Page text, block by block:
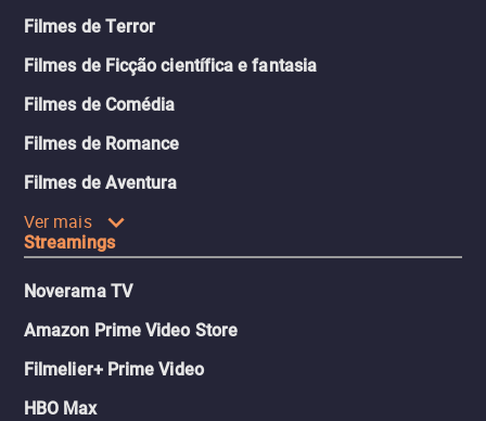
Filmes de Terror
Filmes de Ficção científica e fantasia
Filmes de Comédia
Filmes de Romance
Filmes de Aventura
Ver mais
Streamings
Noverama TV
Amazon Prime Video Store
Filmelier+ Prime Video
HBO Max